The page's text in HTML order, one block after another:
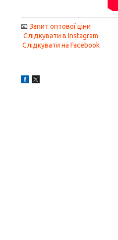
📧Запит оптової ціни
Слідкувати в Instagram
Слідкувати на Facebook